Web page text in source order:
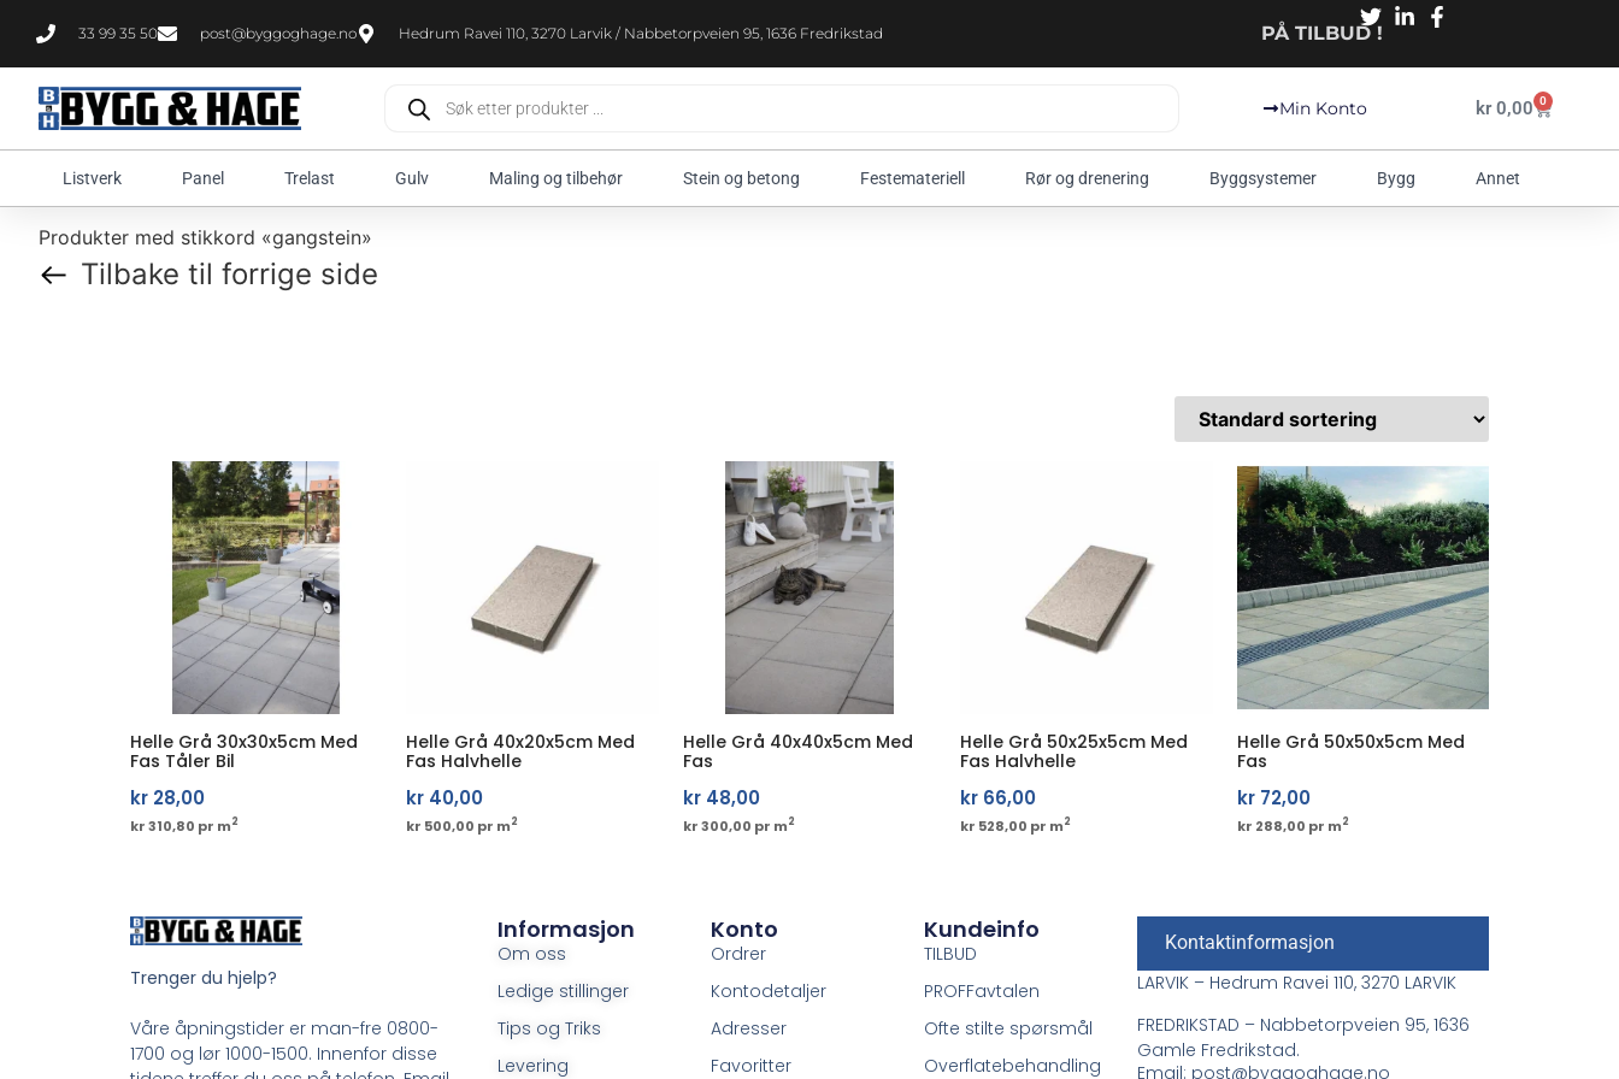
33 99 35 50 post@byggoghage.no Hedrum Ravei 110, 3270 Larvik / Nabbetorpveien 95, 1636 Fredrikstad PÅ TILBUD !
Min Konto kr0,00 0
Listverk Panel Trelast Gulv Maling og tilbehør Stein og betong Festemateriell Rør og drenering Byggsystemer Bygg Annet
Produkter med stikkord «gangstein»
Tilbake til forrige side
Helle Grå 30x30x5cm Med
Fas Tåler Bil
kr28,00
kr 310,80 pr m2
Helle Grå 40x20x5cm Med
Fas Halvhelle
kr 40,00
kr 500,00 pr m2
Helle Grå 40x40x5cm Med
Fas
kr 48,00
kr 300,00 pr m2
Helle Grå 50x25x5cm Med
Fas Halvhelle
kr66,00
kr 528,00 pr m2
Helle Grå 50x50x5cm Med
Fas
kr72,00
kr 288,00 pr m2
Trenger du hjelp?
Våre åpningstider er man-fre 0800-
1700 og lør 1000-1500. Innenfor disse
Informasjon
Om oss
Ledige stillinger
Tips og Triks
Levering
Konto
Ordrer
Kontodetaljer
Adresser
Favoritter
Kundeinfo
TILBUD
PROFFavtalen
Ofte stilte spørsmål
Overflatebehandling
Kontaktinformasjon
LARVIK – Hedrum Ravei 110, 3270 LARVIK
FREDRIKSTAD – Nabbetorpveien 95, 1636
Gamle Fredrikstad.
Email: post@byggoghage.no